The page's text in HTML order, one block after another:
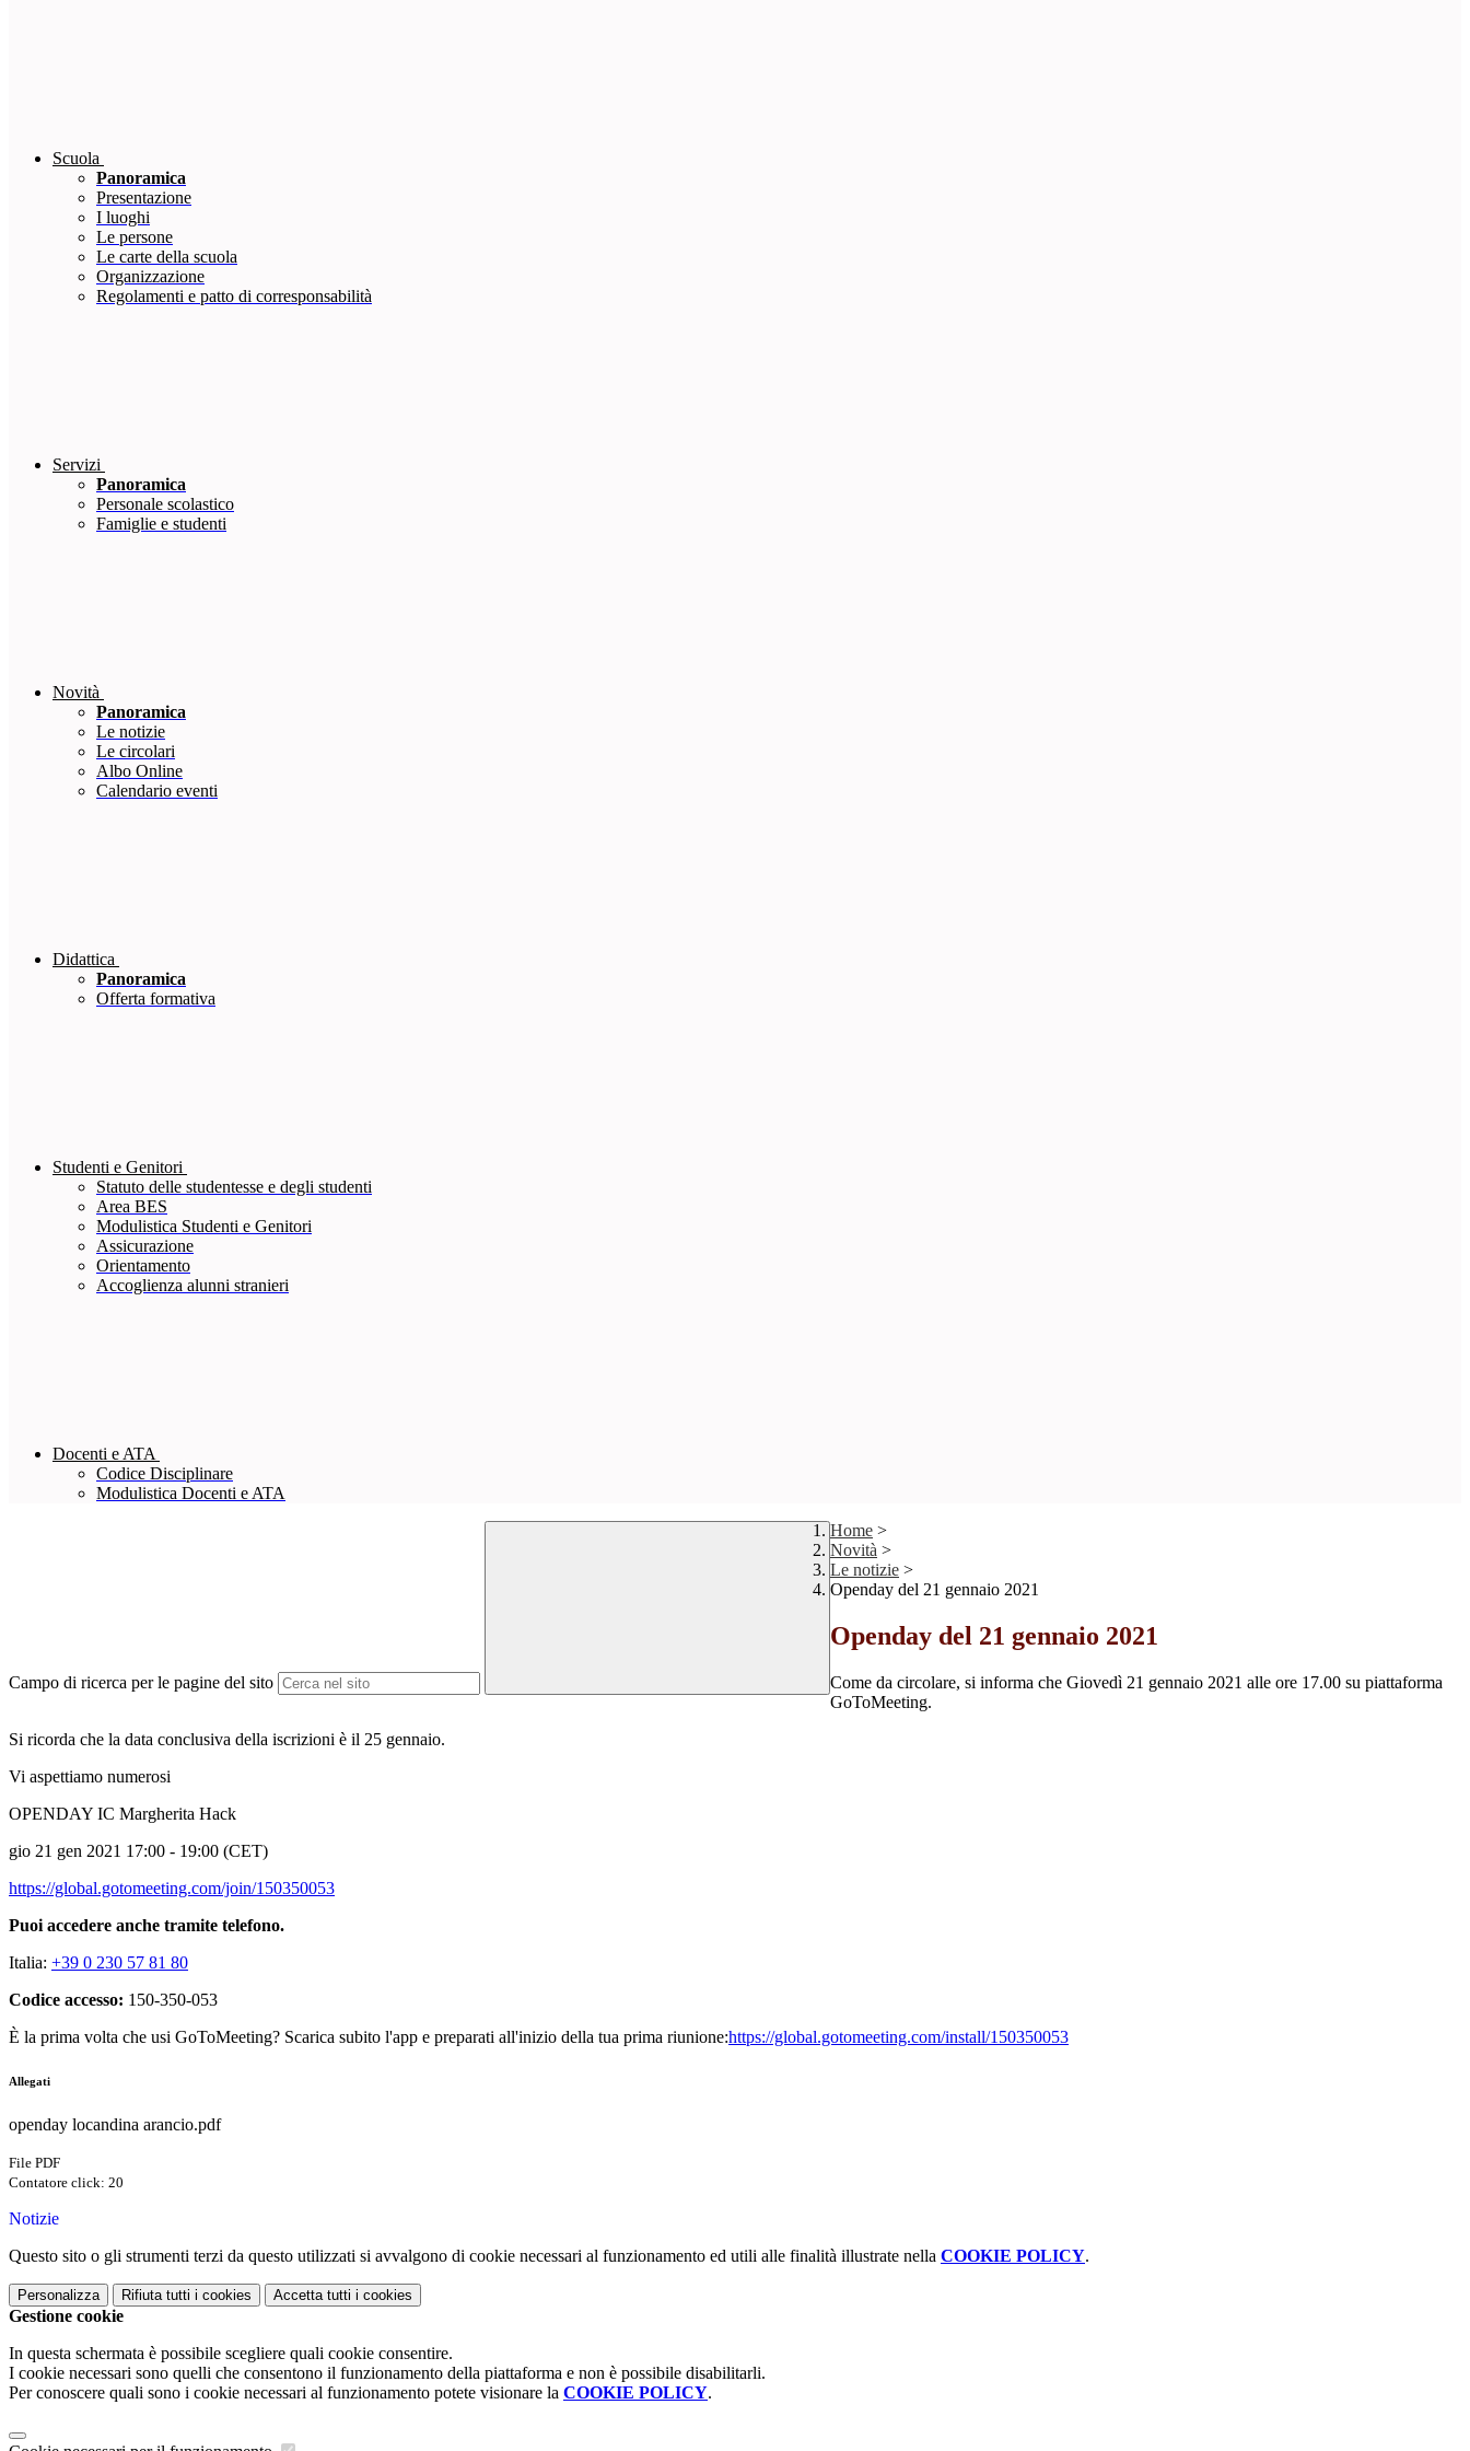
Scuola
Panoramica
Presentazione
I luoghi
Le persone
Le carte della scuola
Organizzazione
Regolamenti e patto di corresponsabilità
Servizi
Panoramica
Personale scolastico
Famiglie e studenti
Novità
Panoramica
Le notizie
Le circolari
Albo Online
Calendario eventi
Didattica
Panoramica
Offerta formativa
Studenti e Genitori
Statuto delle studentesse e degli studenti
Area BES
Modulistica Studenti e Genitori
Assicurazione
Orientamento
Accoglienza alunni stranieri
Docenti e ATA
Codice Disciplinare
Modulistica Docenti e ATA
Campo di ricerca per le pagine del sito
Home >
Novità >
Le notizie >
Openday del 21 gennaio 2021
Openday del 21 gennaio 2021
Come da circolare, si informa che Giovedì 21 gennaio 2021 alle ore 17.00 su piattaforma
GoToMeeting.
Si ricorda che la data conclusiva della iscrizioni è il 25 gennaio.
Vi aspettiamo numerosi
OPENDAY IC Margherita Hack
gio 21 gen 2021 17:00 - 19:00 (CET)
https://global.gotomeeting.com/join/150350053
Puoi accedere anche tramite telefono.
Italia: +39 0 230 57 81 80
Codice accesso: 150-350-053
È la prima volta che usi GoToMeeting? Scarica subito l'app e preparati all'inizio della tua prima riunione:https://global.gotomeeting.com/install/150350053
Allegati
openday locandina arancio.pdf
File PDF
Contatore click: 20
Notizie
Questo sito o gli strumenti terzi da questo utilizzati si avvalgono di cookie necessari al funzionamento ed utili alle finalità illustrate nella COOKIE POLICY.
Personalizza Rifiuta tutti i cookies Accetta tutti i cookies
Gestione cookie
In questa schermata è possibile scegliere quali cookie consentire.
I cookie necessari sono quelli che consentono il funzionamento della piattaforma e non è possibile disabilitarli.
Per conoscere quali sono i cookie necessari al funzionamento potete visionare la COOKIE POLICY.